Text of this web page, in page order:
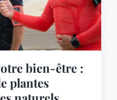
bien-être :
plantes